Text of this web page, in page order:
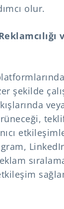
olur.
şekilde